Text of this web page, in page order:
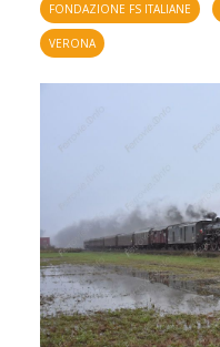
FONDAZIONE FS ITALIANE
VERONA